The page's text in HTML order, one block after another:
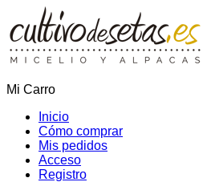
Mi Carro
Inicio
Cómo comprar
Mis pedidos
Acceso
Registro